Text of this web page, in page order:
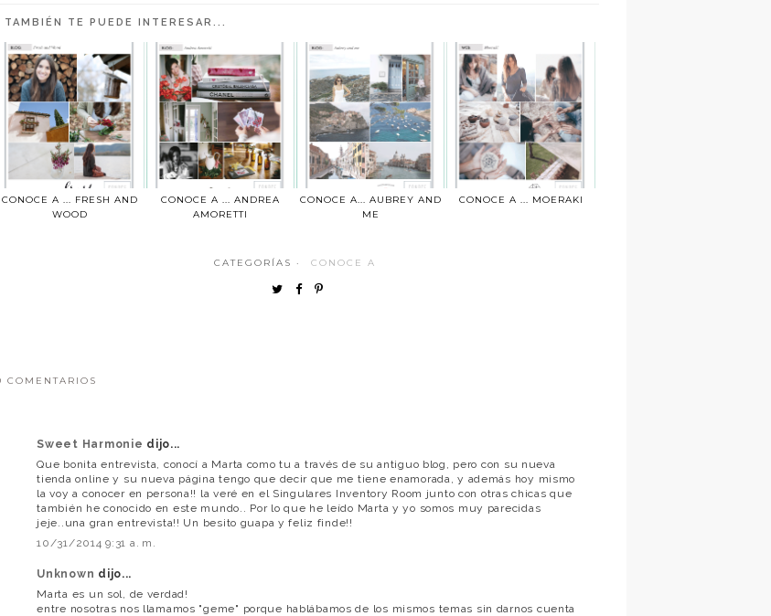
TAMBIÉN TE PUEDE INTERESAR...
CONOCE A ... FRESH AND
WOOD
CONOCE A ... ANDREA
AMORETTI
CONOCE A... AUBREY AND
ME
CONOCE A ... MOERAKI
CATEGORÍAS · CONOCE A
COMENTARIOS
Sweet Harmonie dijo...
Que bonita entrevista, conocí a Marta como tu a través de su antiguo blog, pero con su nueva
tienda online y su nueva página tengo que decir que me tiene enamorada, y además hoy mismo
la voy a conocer en persona!! la veré en el Singulares Inventory Room junto con otras chicas que
también he conocido en este mundo.. Por lo que he leído Marta y yo somos muy parecidas
jeje..una gran entrevista!! Un besito guapa y feliz finde!!
10/31/2014 9:31 a. m.
Unknown dijo...
Marta es un sol, de verdad!
entre nosotras nos llamamos "geme" porque hablábamos de los mismos temas sin darnos cuenta